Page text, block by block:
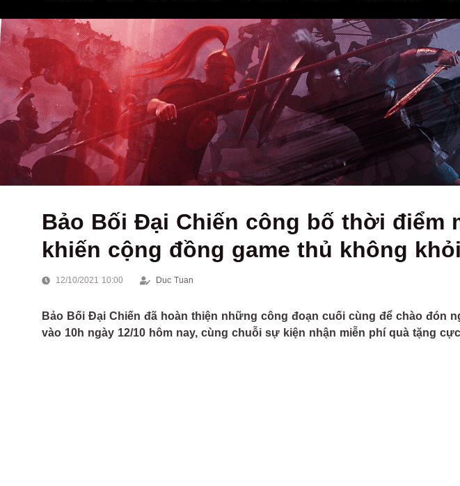
Bảo Bối Đại Chiến công bố thời điểm
khiến cộng đồng game thủ không
12/10/2021 10:00 Duc Tuan
Bảo Bối Đại Chiến đã hoàn thiện những công đoạn cuối cùng để chào đón
vào 10h ngày 12/10 hôm nay, cùng chuỗi sự kiện nhận miễn phí quà tặng